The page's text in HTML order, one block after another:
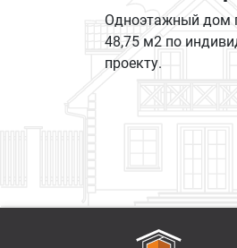
Одноэтажный дом
48,75 м2 по
проекту.